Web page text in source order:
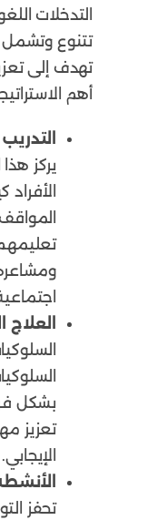
التدخلات
تتنوع وتشمل
تهدف إلى
أهم
يركز
بشكل
تعزيز
الإيجابي.
تحفز